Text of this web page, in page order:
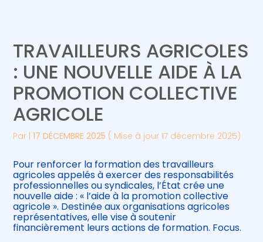
Gérer votre quotidien
Piloter votre entreprise
Développer votre entreprise
Être prêt pour la facturation
électronique
Suivre votre comptabilité
Gérer vos ressources humaines
TRAVAILLEURS AGRICOLES
: UNE NOUVELLE AIDE À LA
PROMOTION COLLECTIVE
AGRICOLE
Par |17 DÉCEMBRE 2025 ( Mise à jour 17 décembre 2025)
Pour renforcer la formation des travailleurs
agricoles appelés à exercer des responsabilités
professionnelles ou syndicales, l’État crée une
nouvelle aide : « l’aide à la promotion collective
agricole ». Destinée aux organisations agricoles
représentatives, elle vise à soutenir
financièrement leurs actions de formation. Focus.